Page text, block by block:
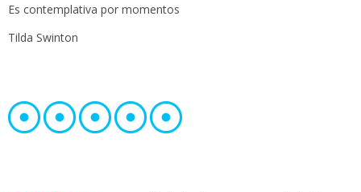
Es contemplativa por momentos
Tilda Swinton